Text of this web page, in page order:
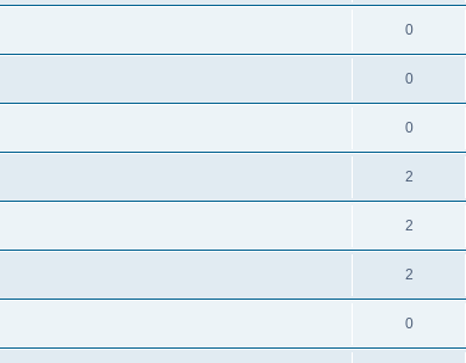
0
0
0
2
2
2
0